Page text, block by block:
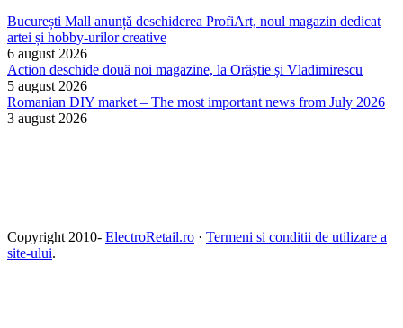
București Mall anunță deschiderea ProfiArt, noul magazin dedicat
artei și hobby-urilor creative
6 august 2026
Action deschide două noi magazine, la Orăștie și Vladimirescu
5 august 2026
Romanian DIY market – The most important news from July 2026
3 august 2026
Copyright 2010- ElectroRetail.ro · Termeni si conditii de utilizare a
site-ului.